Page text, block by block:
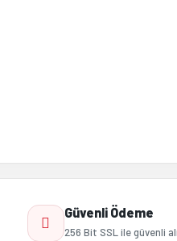
Güvenli Ödeme
256 Bit SSL ile güvenli